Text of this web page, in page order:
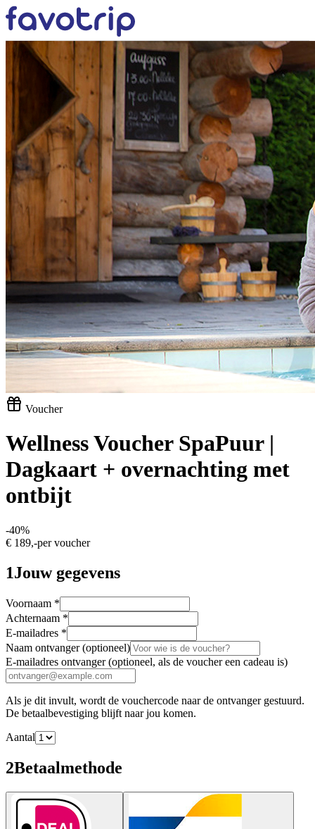
Voucher
Wellness Voucher SpaPuur |
Dagkaart + overnachting met
ontbijt
-40%
€ 189,-per voucher
1Jouw gegevens
Voornaam *
Achternaam *
E-mailadres *
Naam ontvanger (optioneel)
E-mailadres ontvanger (optioneel, als de voucher een cadeau is)
Als je dit invult, wordt de vouchercode naar de ontvanger gestuurd.
De betaalbevestiging blijft naar jou komen.
Aantal
2Betaalmethode